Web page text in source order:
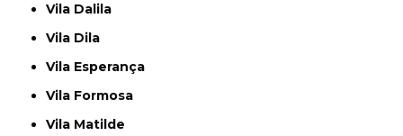
Vila Dalila
Vila Dila
Vila Esperança
Vila Formosa
Vila Matilde